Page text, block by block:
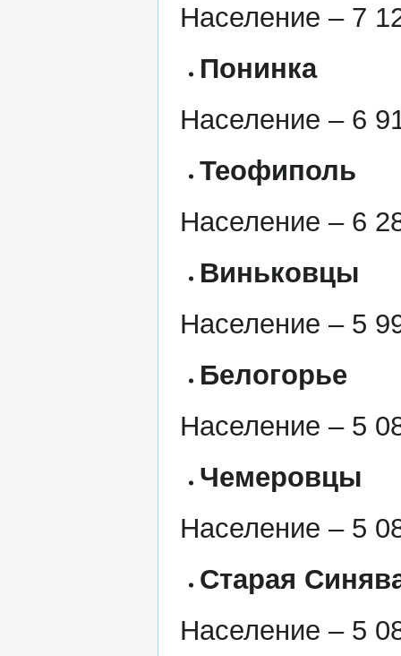
Население – 7
Понинка
Население – 6
Теофиполь
Население – 6
Виньковцы
Население – 5
Белогорье
Население – 5
Чемеровцы
Население – 5
Старая
Население – 5